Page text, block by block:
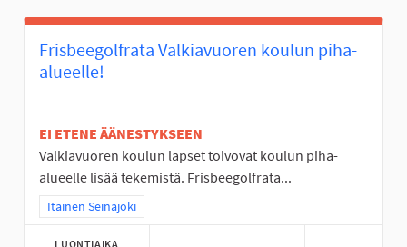
Frisbeegolfrata Valkiavuoren koulun piha-
alueelle!
EI ETENE ÄÄNESTYKSEEN
Valkiavuoren koulun lapset toivovat koulun piha-
alueelle lisää tekemistä. Frisbeegolfrata...
Rajaa tulokset teeman mukaan: Itäinen Seinäjoki
Itäinen Seinäjoki
LUONTIAIKA